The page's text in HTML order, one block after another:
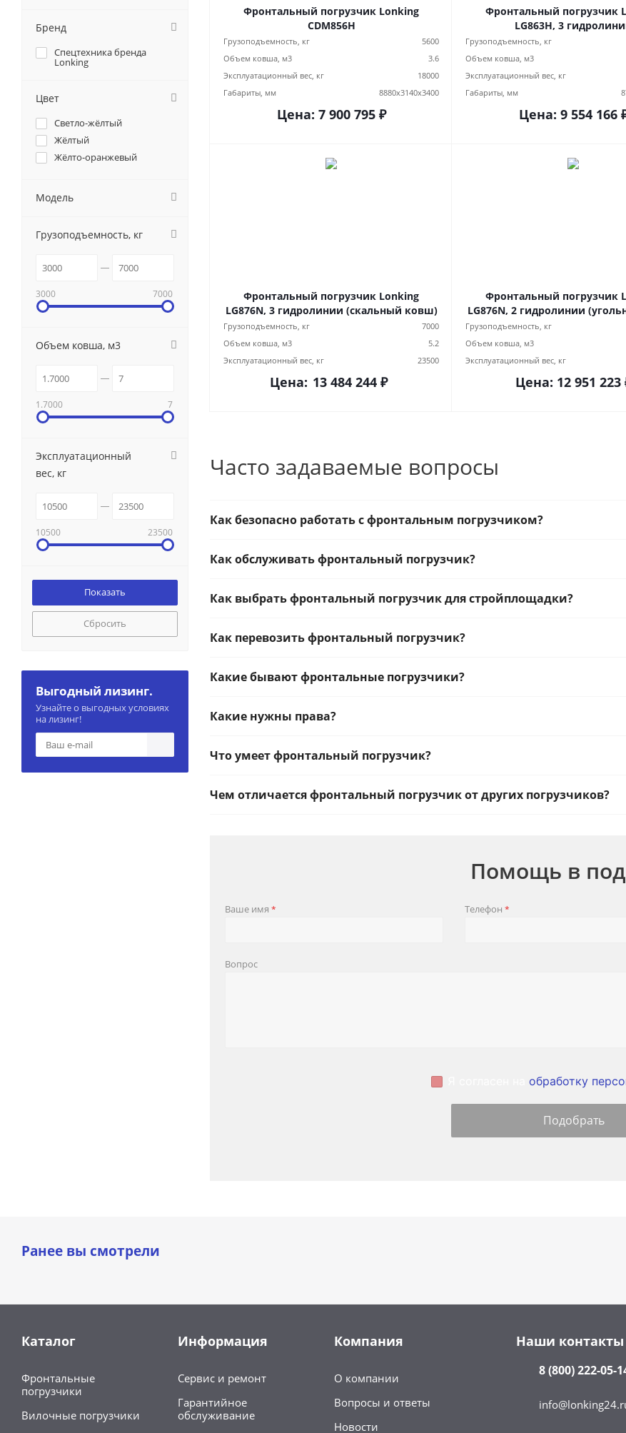
Фронтальный погрузчик Lonking
CDM856H
Грузоподъемность, кг
5600
Объем ковша, м3
3.6
Эксплуатационный вес, кг
18000
Габариты, мм
8880х3140х3400
Цена: 7 900 795₽
Фронтальный погрузчик Lonking
LG863H, 3
Грузоподъемность, кг
Объем ковша, м3
Эксплуатационный вес, кг
Габариты, мм
Цена: 9 554 166
Фронтальный погрузчик Lonking
LG876N, 3 гидролинии (скальный ковш)
Грузоподъемность, кг
7000
Объем ковша, м3
5.2
Эксплуатационный вес, кг
23500
Цена: 13 484 244 ₽
Фронтальный погрузчик
LG876N, 2 гидролинии
Грузоподъемность, кг
Объем ковша, м3
Эксплуатационный вес, кг
Цена: 12 951 223
Часто задаваемые вопросы
Как безопасно работать с фронтальным погрузчиком?
Как обслуживать фронтальный погрузчик?
Как выбрать фронтальный погрузчик для стройплощадки?
Как перевозить фронтальный погрузчик?
Какие бывают фронтальные погрузчики?
Какие нужны права?
Что умеет фронтальный погрузчик?
Чем отличается фронтальный погрузчик от других погрузчиков?
Помощь в
Ваше имя * Телефон *
Вопрос
обработку
Бренд
Спецтехника бренда
Lonking
Цвет
Светло-жёлтый
Жёлтый
Жёлто-оранжевый
Модель
Грузоподъемность, кг
3000 7000
Объем ковша, м3
1.7000 7
Эксплуатационный
вес, кг
10500 23500
Сбросить
Выгодный лизинг.
Узнайте о выгодных условиях
на лизинг!
Ранее вы смотрели
Каталог
Фронтальные
погрузчики
Вилочные погрузчики
Информация
Сервис и ремонт
Гарантийное
обслуживание
Компания
О компании
Вопросы и ответы
Новости
Наши контакты
8 (800) 222-05-